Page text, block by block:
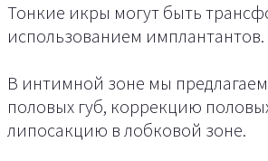
Тонкие икры могут быть
использованием имплантантов.
В интимной зоне мы
половых губ, коррекцию
липосакцию в лобковой зоне.